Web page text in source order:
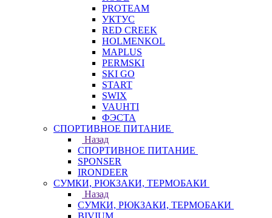
PROTEAM
УКТУС
RED CREEK
HOLMENKOL
MAPLUS
PERMSKI
SKI GO
START
SWIX
VAUHTI
ФЭСТА
СПОРТИВНОЕ ПИТАНИЕ
Назад
СПОРТИВНОЕ ПИТАНИЕ
SPONSER
IRONDEER
СУМКИ, РЮКЗАКИ, ТЕРМОБАКИ
Назад
СУМКИ, РЮКЗАКИ, ТЕРМОБАКИ
BIVIUM